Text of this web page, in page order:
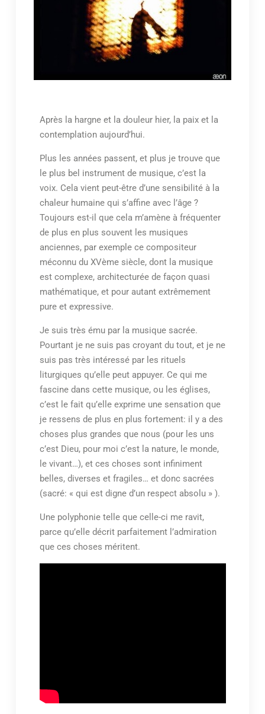
Après la hargne et la douleur hier, la paix et la
contemplation aujourd’hui.
Plus les années passent, et plus je trouve que
le plus bel instrument de musique, c’est la
voix. Cela vient peut-être d’une sensibilité à la
chaleur humaine qui s’affine avec l’âge ?
Toujours est-il que cela m’amène à fréquenter
de plus en plus souvent les musiques
anciennes, par exemple ce compositeur
méconnu du XVème siècle, dont la musique
est complexe, architecturée de façon quasi
mathématique, et pour autant extrêmement
pure et expressive.
Je suis très ému par la musique sacrée.
Pourtant je ne suis pas croyant du tout, et je ne
suis pas très intéressé par les rituels
liturgiques qu’elle peut appuyer. Ce qui me
fascine dans cette musique, ou les églises,
c’est le fait qu’elle exprime une sensation que
je ressens de plus en plus fortement: il y a des
choses plus grandes que nous (pour les uns
c’est Dieu, pour moi c’est la nature, le monde,
le vivant…), et ces choses sont infiniment
belles, diverses et fragiles… et donc sacrées
(sacré: « qui est digne d’un respect absolu » ).
Une polyphonie telle que celle-ci me ravit,
parce qu’elle décrit parfaitement l’admiration
que ces choses méritent.